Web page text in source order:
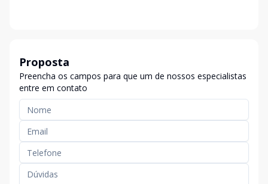
Proposta
Preencha os campos para que um de nossos especialistas
entre em contato